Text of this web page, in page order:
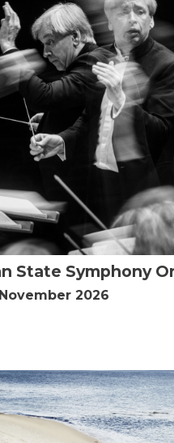
State Symphony
2026